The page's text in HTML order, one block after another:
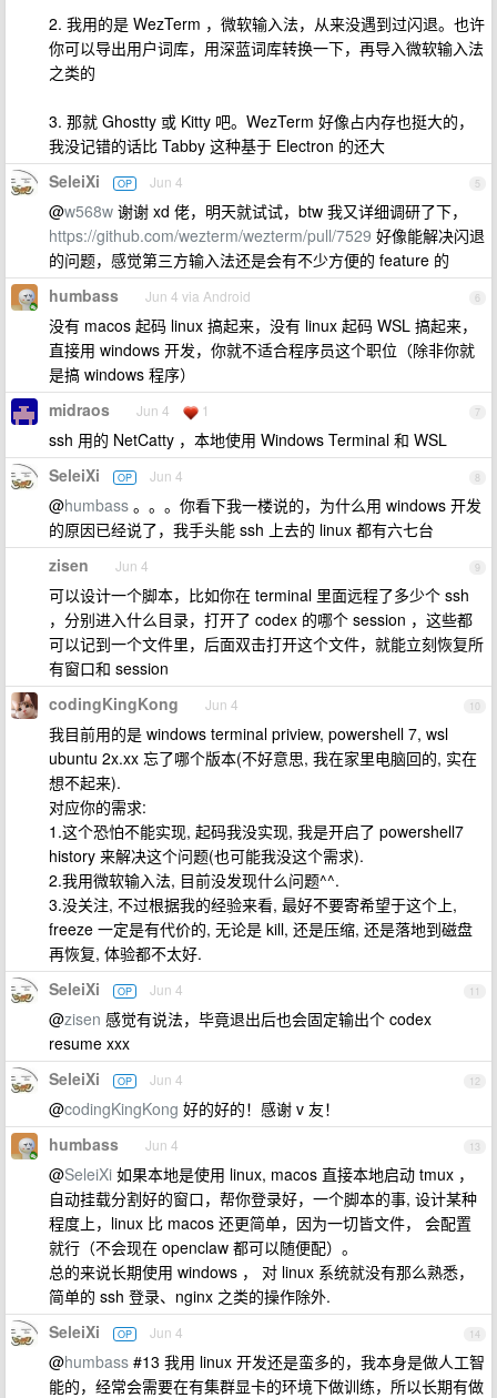
2. 我用的是 WezTerm ，微软输入法，从来没遇到过闪退。也许
你可以导出用户词库，用深蓝词库转换一下，再导入微软输入法
之类的
3. 那就 Ghostty 或 Kitty 吧。WezTerm 好像占内存也挺大的，
我没记错的话比 Tabby 这种基于 Electron 的还大
5
SeleiXi OP Jun 4
@w568w 谢谢 xd 佬，明天就试试，btw 我又详细调研了下，
https://github.com/wezterm/wezterm/pull/7529 好像能解决闪退
的问题，感觉第三方输入法还是会有不少方便的 feature 的
6
humbass Jun 4 via Android
没有 macos 起码 linux 搞起来，没有 linux 起码 WSL 搞起来，
直接用 windows 开发，你就不适合程序员这个职位（除非你就
是搞 windows 程序）
7
midraos Jun 4 1
ssh 用的 NetCatty ，本地使用 Windows Terminal 和 WSL
8
SeleiXi OP Jun 4
@humbass 。。。你看下我一楼说的，为什么用 windows 开发
的原因已经说了，我手头能 ssh 上去的 linux 都有六七台
9
zisen Jun 4
可以设计一个脚本，比如你在 terminal 里面远程了多少个 ssh
，分别进入什么目录，打开了 codex 的哪个 session ，这些都
可以记到一个文件里，后面双击打开这个文件，就能立刻恢复所
有窗口和 session
10
codingKingKong Jun 4
我目前用的是 windows terminal priview, powershell 7, wsl
ubuntu 2x.xx 忘了哪个版本(不好意思, 我在家里电脑回的, 实在
想不起来).
对应你的需求:
1.这个恐怕不能实现, 起码我没实现, 我是开启了 powershell7
history 来解决这个问题(也可能我没这个需求).
2.我用微软输入法, 目前没发现什么问题^^.
3.没关注, 不过根据我的经验来看, 最好不要寄希望于这个上,
freeze 一定是有代价的, 无论是 kill, 还是压缩, 还是落地到磁盘
再恢复, 体验都不太好.
11
SeleiXi OP Jun 4
@zisen 感觉有说法，毕竟退出后也会固定输出个 codex
resume xxx
12
SeleiXi OP Jun 4
@codingKingKong 好的好的！感谢 v 友！
13
humbass Jun 4
@SeleiXi 如果本地是使用 linux, macos 直接本地启动 tmux ，
自动挂载分割好的窗口，帮你登录好，一个脚本的事, 设计某种
程度上，linux 比 macos 还更简单，因为一切皆文件， 会配置
就行（不会现在 openclaw 都可以随便配）。
总的来说长期使用 windows ， 对 linux 系统就没有那么熟悉，
简单的 ssh 登录、nginx 之类的操作除外.
14
SeleiXi OP Jun 4
@humbass #13 我用 linux 开发还是蛮多的，我本身是做人工智
能的，经常会需要在有集群显卡的环境下做训练，所以长期有做